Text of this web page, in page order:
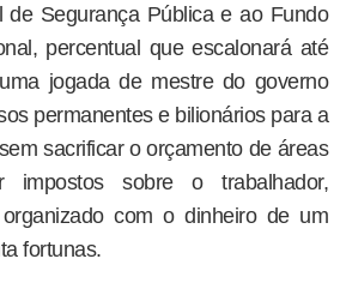
de Segurança Pública e ao Fundo
percentual que escalonará até
jogada de mestre do governo
permanentes e bilionários para a
sacrificar o orçamento de áreas
impostos sobre o trabalhador,
com o dinheiro de um
fortunas.